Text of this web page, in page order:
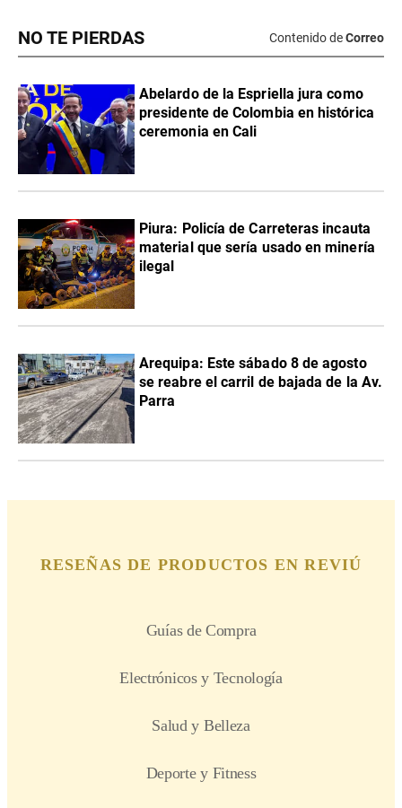
NO TE PIERDAS Contenido deCorreo
Abelardo de la Espriella jura como
presidente de Colombia en histórica
ceremonia en Cali
Piura: Policía de Carreteras incauta
material que sería usado en minería
ilegal
Arequipa: Este sábado 8 de agosto
se reabre el carril de bajada de la Av.
Parra